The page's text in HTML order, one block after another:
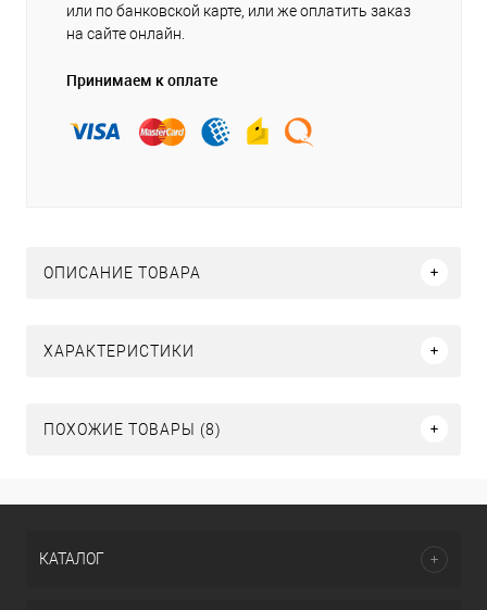
или по банковской карте, или же оплатить заказ
на сайте онлайн.
Принимаем к оплате
ОПИСАНИЕ ТОВАРА
ХАРАКТЕРИСТИКИ
ПОХОЖИЕ ТОВАРЫ (8)
КАТАЛОГ